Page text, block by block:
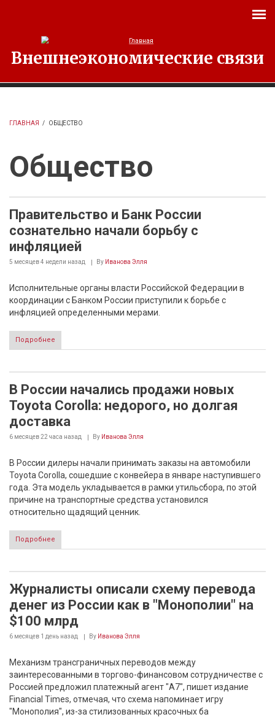
Внешнеэкономические связи
ГЛАВНАЯ / ОБЩЕСТВО
Общество
Правительство и Банк России
сознательно начали борьбу с
инфляцией
5 месяцев 4 недели назад By Иванова Элля
Исполнительные органы власти Российской Федерации в
координации с Банком России приступили к борьбе с
инфляцией определенными мерами.
Подробнее
В России начались продажи новых
Toyota Corolla: недорого, но долгая
доставка
6 месяцев 22 часа назад By Иванова Элля
В России дилеры начали принимать заказы на автомобили
Toyota Corolla, сошедшие с конвейера в январе наступившего
года. Эта модель укладывается в рамки утильсбора, по этой
причине на транспортные средства установился
относительно щадящий ценник.
Подробнее
Журналисты описали схему перевода
денег из России как в "Монополии" на
$100 млрд
6 месяцев 1 день назад By Иванова Элля
Механизм трансграничных переводов между
заинтересованными в торгово-финансовом сотрудничестве с
Россией предложил платежный агент "А7", пишет издание
Financial Times, отмечая, что схема напоминает игру
"Монополия", из-за стилизованных красочных ба